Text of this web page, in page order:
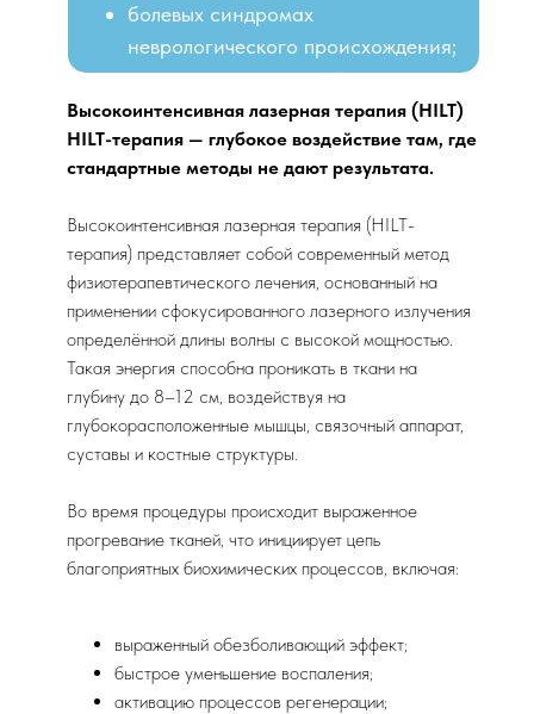
Высокоинтенсивная лазерная терапия (HILT)
HILT-терапия — глубокое воздействие там, где
стандартные методы не дают результата.
Высокоинтенсивная лазерная терапия (HILT-
терапия) представляет собой современный метод
физиотерапевтического лечения, основанный на
применении сфокусированного лазерного излучения
определённой длины волны с высокой мощностью.
Такая энергия способна проникать в ткани на
глубину до 8–12 см, воздействуя на
глубокорасположенные мышцы, связочный аппарат,
суставы и костные структуры.
Во время процедуры происходит выраженное
прогревание тканей, что инициирует цепь
благоприятных биохимических процессов, включая:
выраженный обезболивающий эффект;
быстрое уменьшение воспаления;
активацию процессов регенерации;
болевых синдромах
неврологического происхождения;
в практике спортивной медицины.